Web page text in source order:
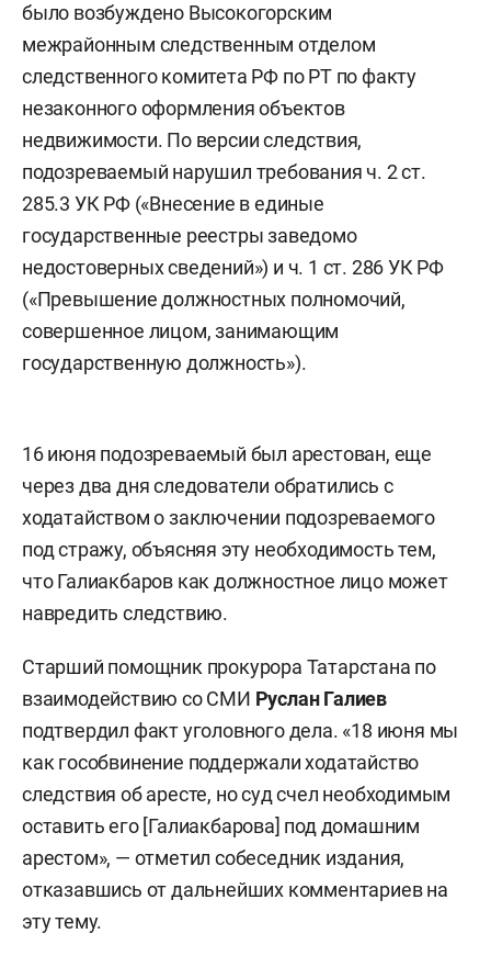
было возбуждено Высокогорским
межрайонным следственным отделом
следственного комитета РФ по РТ по факту
незаконного оформления объектов
недвижимости. По версии следствия,
подозреваемый нарушил требования ч. 2 ст.
285.3 УК РФ («Внесение в единые
государственные реестры заведомо
недостоверных сведений») и ч. 1 ст. 286 УК РФ
(«Превышение должностных полномочий,
совершенное лицом, занимающим
государственную должность»).
16 июня подозреваемый был арестован, еще
через два дня следователи обратились с
ходатайством о заключении подозреваемого
под стражу, объясняя эту необходимость тем,
что Галиакбаров как должностное лицо может
навредить следствию.
Старший помощник прокурора Татарстана по
взаимодействию со СМИ Руслан Галиев
подтвердил факт уголовного дела. «18 июня мы
как гособвинение поддержали ходатайство
следствия об аресте, но суд счел необходимым
оставить его [Галиакбарова] под домашним
арестом», — отметил собеседник издания,
отказавшись от дальнейших комментариев на
эту тему.